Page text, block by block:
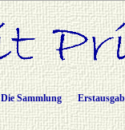
Die Sammlung